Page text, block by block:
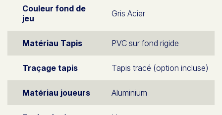
Couleur fond de
jeu
Gris Acier
Matériau Tapis PVC sur fond rigide
Traçage tapis Tapis tracé (option incluse)
Matériau joueurs Aluminium